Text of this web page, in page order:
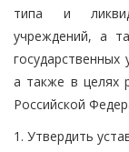
типа и
учреждений, а
а также в целях
Российской
1. Утвердить